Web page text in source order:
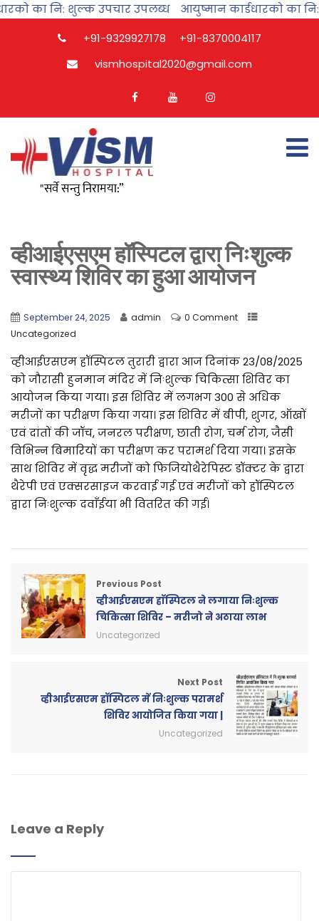
का नि: शुल्क उपचार उपलब्ध
आयुष्मान कार्डधारको का
+91-9329927178
+91-8370004117
vismhospital2020@gmail.com
व्हीआईएसएम हॉस्पिटल द्वारा निःशुल्क
स्वास्थ्य शिविर का हुआ आयोजन
September 24, 2025 admin
0 Comment
Uncategorized
व्हीआईएसएम हॉस्पिटल तुरारी द्वारा आज दिनांक 23/08/2025
को जौरासी हुनमान मंदिर में निःशुल्क चिकित्सा शिविर का
आयोजन किया गया। इस शिविर में लगभग 300 से अधिक
मरीजों का परीक्षण किया गया। इस शिविर में बीपी, शुगर, ऑखों
एवं दांतों की जॉच, जनरल परीक्षण, छाती रोग, चर्म रोग, जैसी
विभिन्न बिमारियों का परीक्षण कर परामर्श दिया गया। इसके
साथ शिविर में वृद्ध मरीजों को फिजियोथैरेपिस्ट डॉक्टर के द्वारा
थैरेपी एवं एक्सरसाइज करवाई गई एवं मरीजों को हॉस्पिटल
द्वारा निःशुल्क दवाँईया भी वितरित की गई।
Previous Post
व्हीआईएसएम हाॅस्पिटल ने लगाया निःशुल्क
चिकित्सा शिविर – मरीजो ने अठाया लाभ
Uncategorized
Next Post
व्हीआईएसएम हॉस्पिटल में निःशुल्क परामर्श
शिविर आयोजित किया गया |
Uncategorized
Leave a Reply